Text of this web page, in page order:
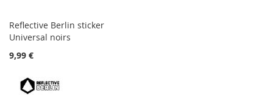
Reflective Berlin sticker
Universal noirs
9,99 €